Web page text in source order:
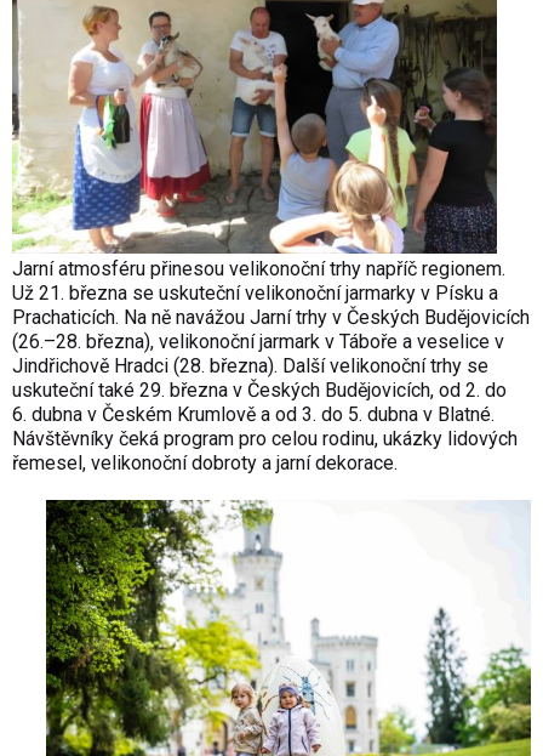
Jarní atmosféru přinesou velikonoční trhy napříč regionem.
Už 21. března se uskuteční velikonoční jarmarky v Písku a
Prachaticích. Na ně navážou Jarní trhy v Českých Budějovicích
(26.–28. března), velikonoční jarmark v Táboře a veselice v
Jindřichově Hradci (28. března). Další velikonoční trhy se
uskuteční také 29. března v Českých Budějovicích, od 2. do
6. dubna v Českém Krumlově a od 3. do 5. dubna v Blatné.
Návštěvníky čeká program pro celou rodinu, ukázky lidových
řemesel, velikonoční dobroty a jarní dekorace.